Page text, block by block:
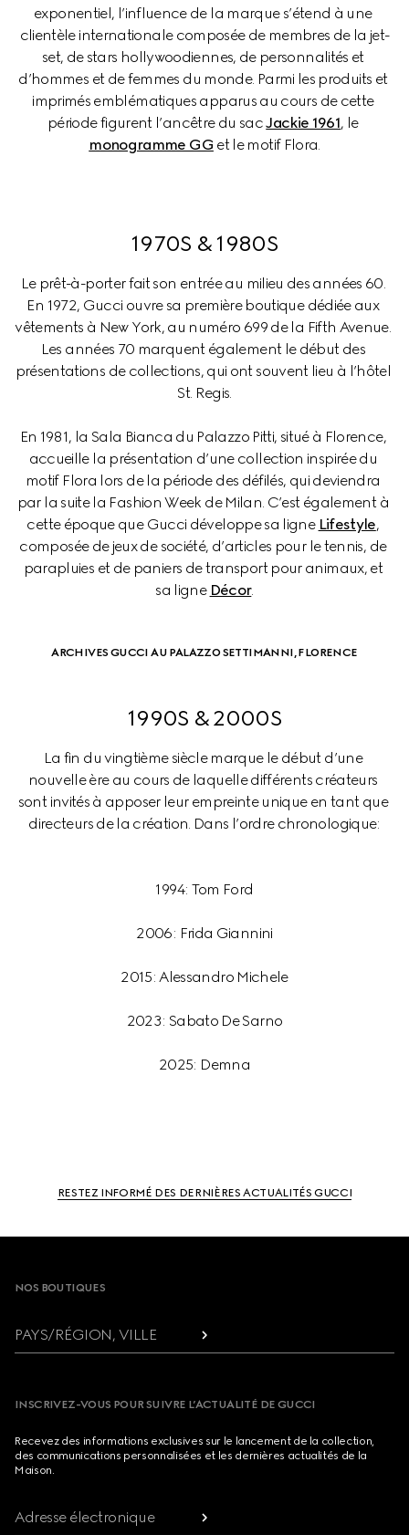
exponentiel, l’influence de la marque s’étend à une
clientèle internationale composée de membres de la jet-
set, de stars hollywoodiennes, de personnalités et
d’hommes et de femmes du monde. Parmi les produits et
imprimés emblématiques apparus au cours de cette
période figurent l’ancêtre du sac Jackie 1961, le
monogramme GG et le motif Flora.
1970S & 1980S
Le prêt-à-porter fait son entrée au milieu des années 60.
En 1972, Gucci ouvre sa première boutique dédiée aux
vêtements à New York, au numéro 699 de la Fifth Avenue.
Les années 70 marquent également le début des
présentations de collections, qui ont souvent lieu à l’hôtel
St. Regis.
En 1981, la Sala Bianca du Palazzo Pitti, situé à Florence,
accueille la présentation d’une collection inspirée du
motif Flora lors de la période des défilés, qui deviendra
par la suite la Fashion Week de Milan. C’est également à
cette époque que Gucci développe sa ligne Lifestyle,
composée de jeux de société, d’articles pour le tennis, de
parapluies et de paniers de transport pour animaux, et
sa ligne Décor.
ARCHIVES GUCCI AU PALAZZO SETTIMANNI, FLORENCE
1990S & 2000S
La fin du vingtième siècle marque le début d’une
nouvelle ère au cours de laquelle différents créateurs
sont invités à apposer leur empreinte unique en tant que
1994: Tom Ford
2006: Frida Giannini
2015: Alessandro Michele
2023: Sabato De Sarno
2025: Demna
RESTEZ INFORMÉ DES DERNIÈRES ACTUALITÉS GUCCI
NOS BOUTIQUES
PAYS/RÉGION, VILLE
INSCRIVEZ-VOUS POUR SUIVRE L’ACTUALITÉ DE GUCCI
Recevez des informations exclusives sur le lancement de la collection,
des communications personnalisées et les dernières actualités de la
Maison.
Adresse électronique